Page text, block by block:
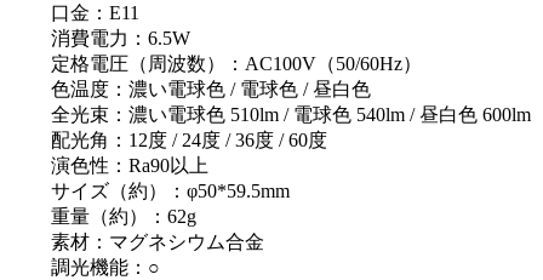
口金：E11
消費電力：6.5W
定格電圧（周波数）：AC100V（50/60Hz）
色温度：濃い電球色 / 電球色 / 昼白色
全光束：濃い電球色 510lm / 電球色 540lm / 昼白色 600lm
配光角：12度 / 24度 / 36度 / 60度
演色性：Ra90以上
サイズ（約）：φ50*59.5mm
重量（約）：62g
素材：マグネシウム合金
調光機能：○